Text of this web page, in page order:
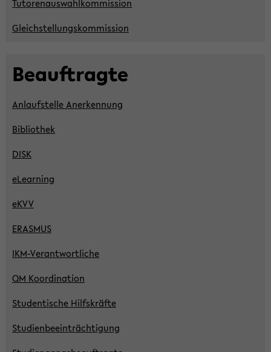
Tu­to­ren­aus­wahl­kom­mis­si­on
Gleich­stel­lungs­kom­mis­si­on
Be­auf­trag­te
An­lauf­stel­le An­er­ken­nung
Bi­blio­thek
DISK
eLear­ning
eKVV
ERAS­MUS
IKM-​Verantwortliche
QM Ko­or­di­na­ti­on
Stu­den­ti­sche Hilfs­kräf­te
Stu­di­en­be­ein­träch­ti­gung